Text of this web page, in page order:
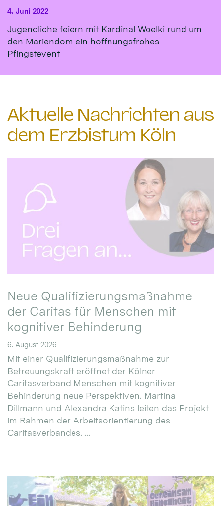
4. Juni 2022
Jugendliche feiern mit Kardinal Woelki rund um
den Mariendom ein hoffnungsfrohes
Pfingstevent
Aktuelle Nachrichten aus
dem Erzbistum Köln
Neue Qualifizierungsmaßnahme
der Caritas für Menschen mit
kognitiver Behinderung
6. August 2026
Mit einer Qualifizierungsmaßnahme zur
Betreuungskraft eröffnet der Kölner
Caritasverband Menschen mit kognitiver
Behinderung neue Perspektiven. Martina
Dillmann und Alexandra Katins leiten das Projekt
im Rahmen der Arbeitsorientierung des
Caritasverbandes. ...